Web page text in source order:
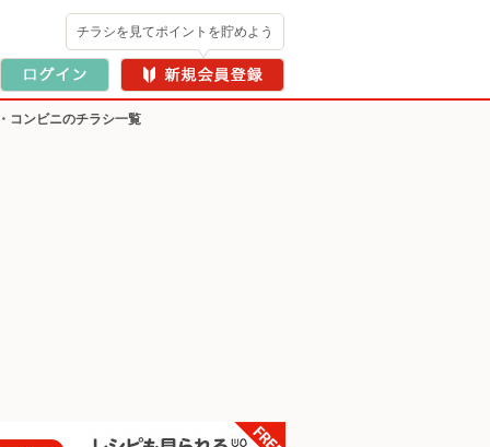
チラシを見てポイントを貯めよう
コンビニのチラシ一覧